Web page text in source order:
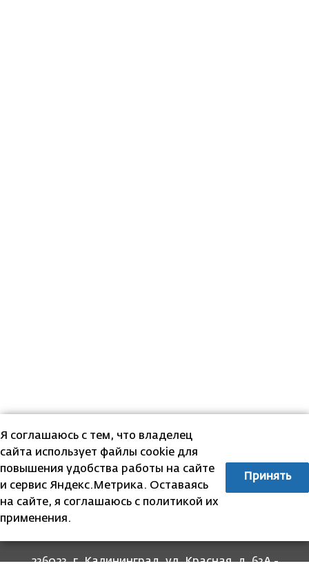
236023, г. Калининград, ул. Красная, д. 63А -
Я соглашаюсь с тем, что владелец
сайта использует файлы cookie для
повышения удобства работы на сайте
и сервис Яндекс.Метрика. Оставаясь
на сайте, я соглашаюсь с политикой их
применения.
Принять